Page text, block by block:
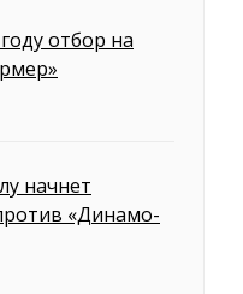
отбор на
начнет
«Динамо-